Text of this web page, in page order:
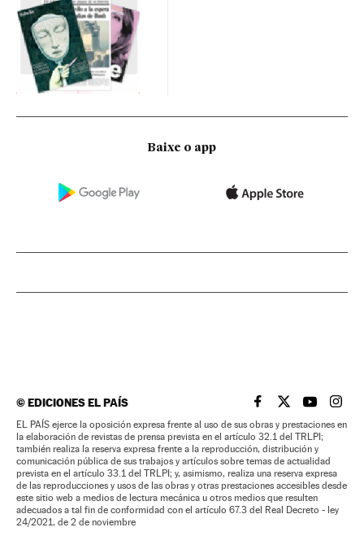
Baixe o app
©EDICIONES EL PAÍS EL PAÍS BRASIL EN
EL PAÍSEL PAÍS
EL
EL PAÍS ejerce la oposición expresa frente al uso de sus obras y prestaciones en
la elaboración de revistas de prensa prevista en el artículo 32.1 del TRLPI;
también realiza la reserva expresa frente a la reproducción, distribución y
comunicación pública de sus trabajos y artículos sobre temas de actualidad
prevista en el artículo 33.1 del TRLPI; y, asimismo, realiza una reserva expresa
de las reproducciones y usos de las obras y otras prestaciones accesibles desde
este sitio web a medios de lectura mecánica u otros medios que resulten
adecuados a tal fin de conformidad con el artículo 67.3 del Real Decreto - ley
24/2021, de 2 de noviembre